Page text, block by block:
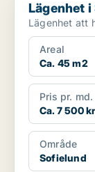
Lägenhet
Lägenhet att
Areal
Ca. 45 m2
Pris pr. md.
Ca. 7 500
Område
Sofielund